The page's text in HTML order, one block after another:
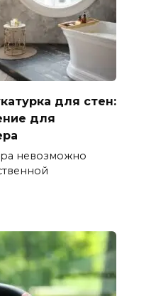
для стен:
для
невозможно